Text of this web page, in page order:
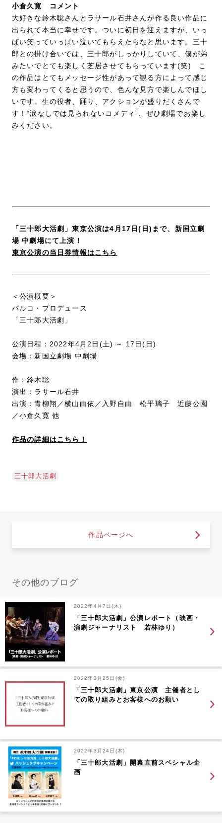
小倉久寛 コメント
大好きな鈴木聡さんとラサール石井さんが作る良い作品に
出られて本当に幸せです。ついに初日を迎えますが、いっ
ぱい笑っていっぱい泣いてもらえたらなと思います。三十
郎との掛け合いでは、三十郎がしっかりしていて、僕が弟
みたいでとても楽しく芝居させてもらっています(笑) こ
の作品はとてもメッセージ性があって観る方によって感じ
方も変わってくると思うので、色んな見方で楽しんでほし
いです。生の役者、踊り、アクションが盛りだくさんで
す！“涙なしでは見られないコメディ”、ぜひ劇場でお楽し
みください。
「三十郎大活劇」東京公演は4月17日(日)まで、新国立劇
場 中劇場にて上演！
東京公演の当日券情報はこちら
＜公演概要＞
パルコ・プロデュース
「三十郎大活劇」
公演日程：2022年4月2日(土) ～ 17日(日)
会場：新国立劇場 中劇場
作：鈴木聡
演出：ラサール石井
出演：青柳翔／横山由依／入野自由 松平璃子 近藤公園
／小倉久寛 他
作品の詳細はこちら！
三十郎大活劇
作品ページへ
その他のブログ
2022年4月7日(木)
「三十郎大活劇」公演レポート（映画・
演劇ジャーナリスト 若林ゆり）
2022年3月25日(金)
「三十郎大活劇」東京公演 主催者とし
ての取り組みとお客様へのお願い
2022年3月24日(木)
「三十郎大活劇」開幕直前スペシャル企
画